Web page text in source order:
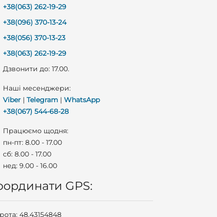
+38(063) 262-19-29
+38(096) 370-13-24
+38(056) 370-13-23
+38(063) 262-19-29
Дзвонити до: 17.00.
Наші месенджери:
Viber | Telegram | WhatsApp
+38(067) 544-68-28
Працюємо щодня:
пн-пт: 8.00 - 17.00
сб: 8.00 - 17.00
нед: 9.00 - 16.00
GPS:
48.43154848